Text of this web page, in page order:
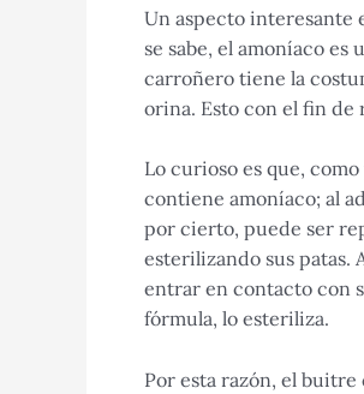
Un aspecto interesante
se sabe, el amoníaco
carroñero tiene la
orina. Esto con el fin de
Lo curioso es que,
contiene amoníaco; al
por cierto, puede ser
esterilizando sus patas.
entrar en contacto con
fórmula, lo esteriliza.
Por esta razón, el